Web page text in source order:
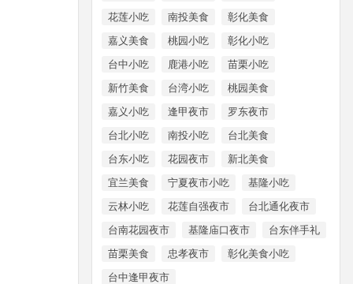
花莲小吃
南投美食
彰化美食
嘉义美食
桃园小吃
彰化小吃
台中小吃
鹿港小吃
苗栗小吃
新竹美食
台湾小吃
桃园美食
嘉义小吃
逢甲夜市
罗东夜市
台北小吃
南投小吃
台北美食
台东小吃
花园夜市
新北美食
宜兰美食
宁夏夜市小吃
基隆小吃
云林小吃
花莲自强夜市
台北通化夜市
台南花园夜市
基隆庙口夜市
台东伴手礼
苗栗美食
忠孝夜市
彰化美食小吃
台中逢甲夜市